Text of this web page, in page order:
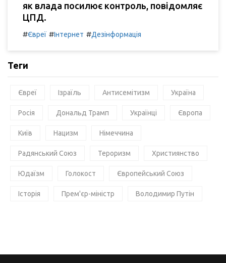
як влада посилює контроль, повідомляє
ЦПД.
#Євреї #Інтернет #Дезінформація
Теги
Євреї Ізраїль Антисемітизм Україна
Росія Дональд Трамп Українці Європа
Київ Нацизм Німеччина
Радянський Союз Тероризм Християнство
Юдаїзм Голокост Європейський Союз
Історія Прем'єр-міністр Володимир Путін